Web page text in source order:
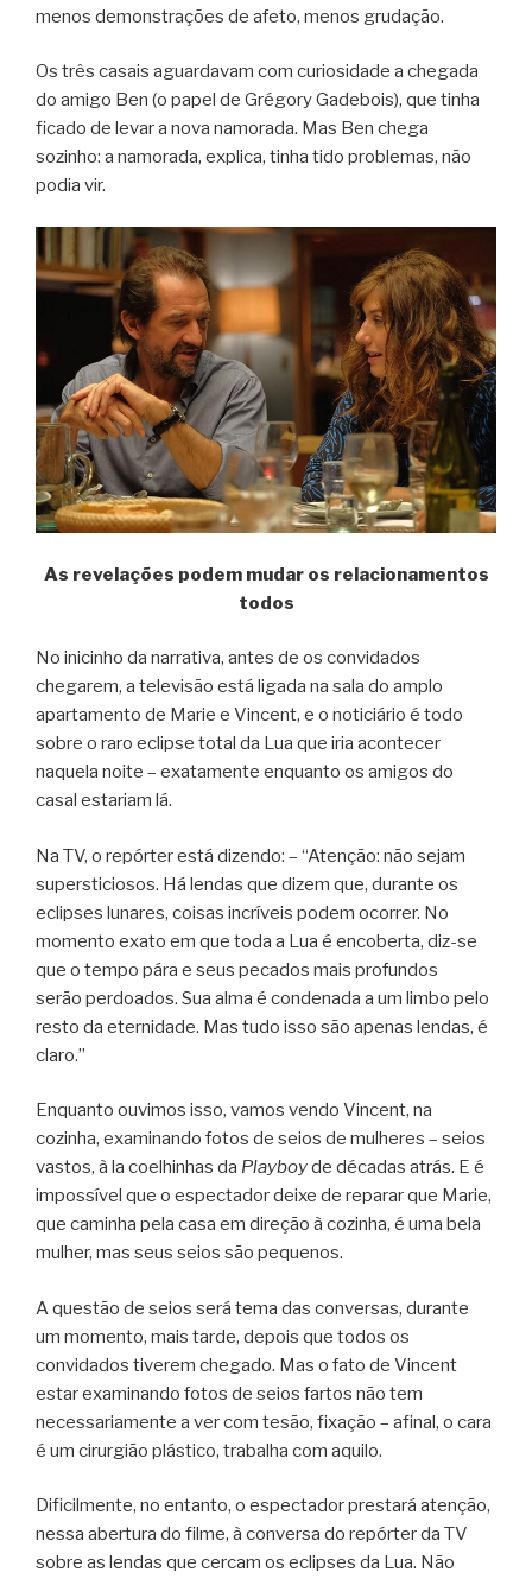
menos demonstrações de afeto, menos grudação.
Os três casais aguardavam com curiosidade a chegada
do amigo Ben (o papel de Grégory Gadebois), que tinha
ficado de levar a nova namorada. Mas Ben chega
sozinho: a namorada, explica, tinha tido problemas, não
podia vir.
As revelações podem mudar os relacionamentos
todos
No inicinho da narrativa, antes de os convidados
chegarem, a televisão está ligada na sala do amplo
apartamento de Marie e Vincent, e o noticiário é todo
sobre o raro eclipse total da Lua que iria acontecer
naquela noite – exatamente enquanto os amigos do
casal estariam lá.
Na TV, o repórter está dizendo: – “Atenção: não sejam
supersticiosos. Há lendas que dizem que, durante os
eclipses lunares, coisas incríveis podem ocorrer. No
momento exato em que toda a Lua é encoberta, diz-se
que o tempo pára e seus pecados mais profundos
serão perdoados. Sua alma é condenada a um limbo pelo
resto da eternidade. Mas tudo isso são apenas lendas, é
claro.”
Enquanto ouvimos isso, vamos vendo Vincent, na
cozinha, examinando fotos de seios de mulheres – seios
vastos, à la coelhinhas da Playboyde décadas atrás. E é
impossível que o espectador deixe de reparar que Marie,
que caminha pela casa em direção à cozinha, é uma bela
mulher, mas seus seios são pequenos.
A questão de seios será tema das conversas, durante
um momento, mais tarde, depois que todos os
convidados tiverem chegado. Mas o fato de Vincent
estar examinando fotos de seios fartos não tem
necessariamente a ver com tesão, fixação – afinal, o cara
é um cirurgião plástico, trabalha com aquilo.
Dificilmente, no entanto, o espectador prestará atenção,
nessa abertura do filme, à conversa do repórter da TV
sobre as lendas que cercam os eclipses da Lua. Não